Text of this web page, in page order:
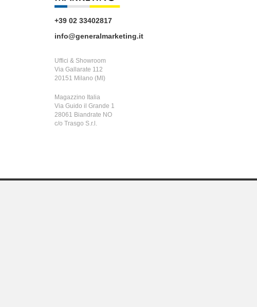
+39 02 33402817
info@generalmarketing.it
Uffici & Showroom
Via Gallarate 112
20151 Milano (MI)
Magazzino Italia
Via Guido il Grande 1
28061 Biandrate NO
c/o Trasgo S.r.l.